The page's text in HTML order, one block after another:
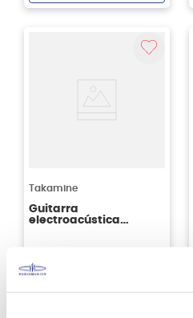
Takamine
Guitarra
electroacústica
S/